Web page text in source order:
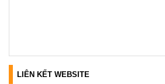
LIÊN KẾT WEBSITE